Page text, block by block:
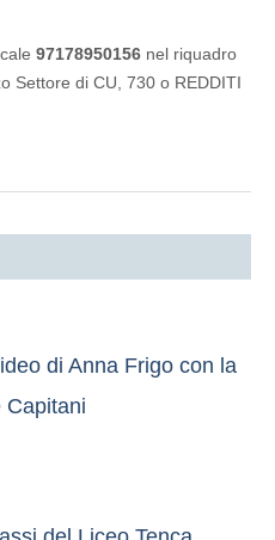
97178950156 nel riquadro
Settore di CU, 730 o REDDITI
di Anna Frigo con la
Capitani